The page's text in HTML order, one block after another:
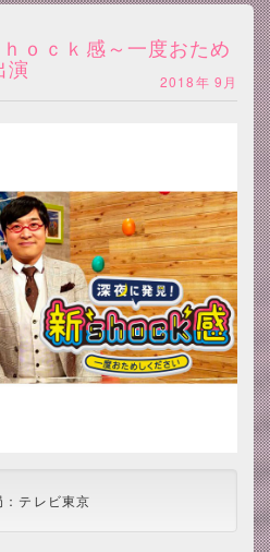
ｏｃｋ感～一度おため
演 2018年 9月
：テレビ東京